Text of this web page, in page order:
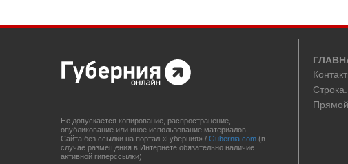
Не допускается копирование, распространение,
опубликование или иное использование материалов
Сайта без ссылки на портал «Губерния» / Gubernia.com (в
случае размещения в Интернете обязательно наличие
активной гиперссылки)